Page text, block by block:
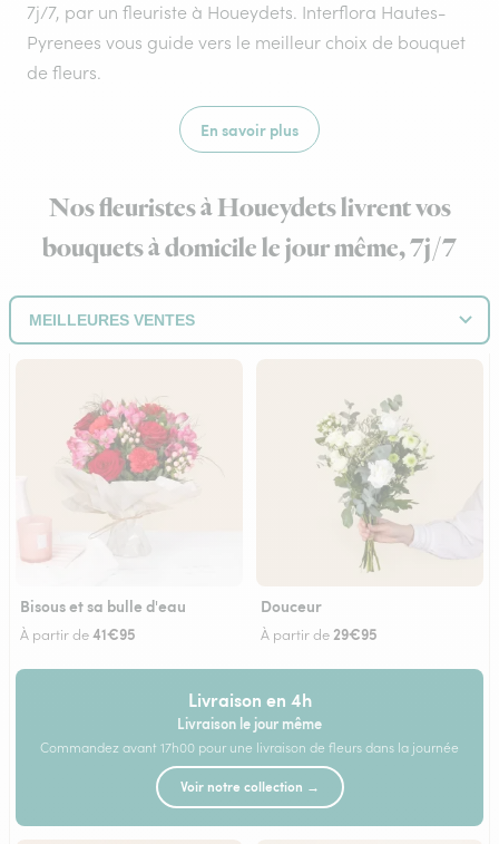
7j/7, par un fleuriste à Houeydets. Interflora Hautes-
Pyrenees vous guide vers le meilleur choix de bouquet
de fleurs.
En savoir plus
Nos fleuristes à Houeydets livrent vos
bouquets à domicile le jour même, 7j/7
Bisous et sa bulle d'eau
À partir de41€95
Douceur
À partir de29€95
Livraison en 4h
Livraison le jour même
Commandez avant 17h00 pour une livraison de fleurs dans la journée
Voir notre collection →